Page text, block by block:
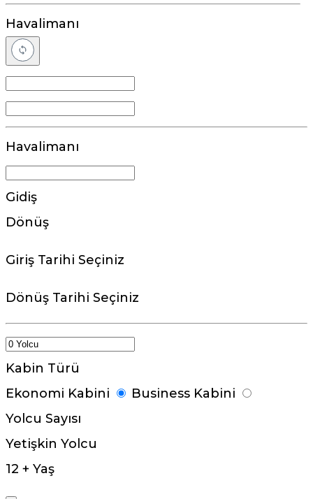
Havalimanı
Havalimanı
Gidiş
Dönüş
Giriş Tarihi Seçiniz
Dönüş Tarihi Seçiniz
Kabin Türü
Ekonomi Kabini
Business Kabini
Yolcu Sayısı
Yetişkin Yolcu
12 + Yaş